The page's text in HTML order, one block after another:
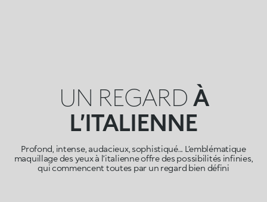
UN REGARD À
L’ITALIENNE
Profond, intense, audacieux, sophistiqué... L’emblématique
maquillage des yeux à l’italienne offre des possibilités infinies,
qui commencent toutes par un regard bien défini